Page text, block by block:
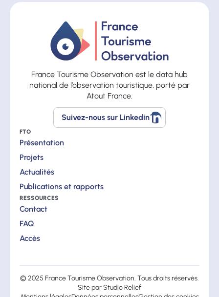
France Tourisme Observation est le data hub
national de l’observation touristique, porté par
Atout France.
Suivez-
nous
Suivez-nous sur Linkedin
FTO
Présentation
Projets
Actualités
Publications et rapports
RESSOURCES
Contact
FAQ
Accès
© 2025 France Tourisme Observation. Tous droits réservés.
Site parStudio Relief